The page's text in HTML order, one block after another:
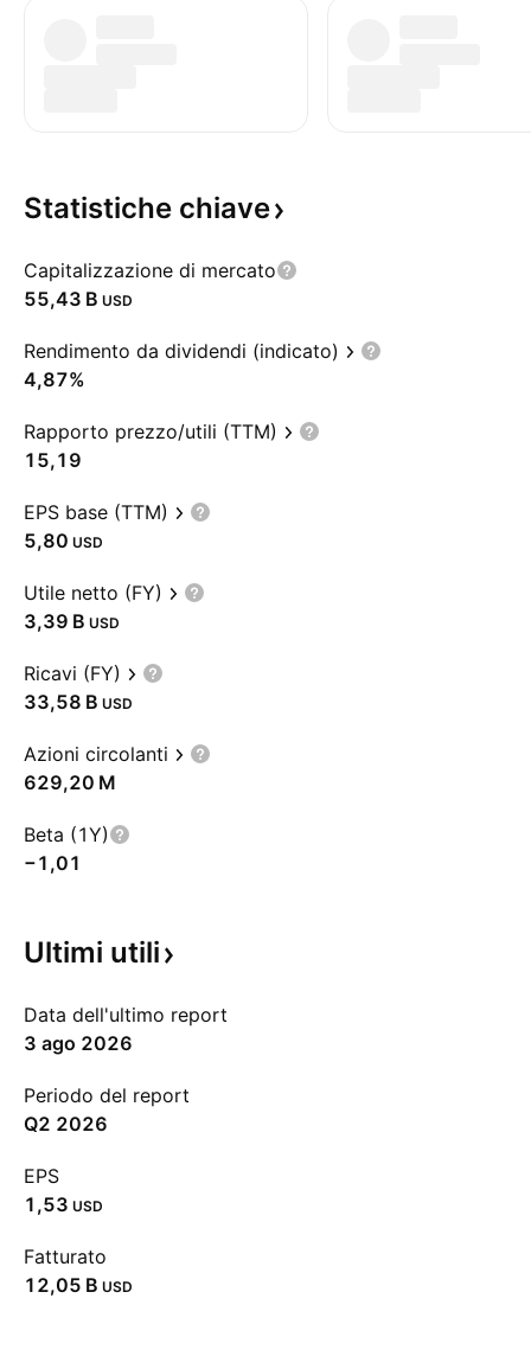
Statistiche chiave
Capitalizzazione di mercato
‪55,43 B‬ USD
Rendimento da dividendi (indicato)
4,87%
Rapporto prezzo/utili (TTM)
15,19
EPS base (TTM)
5,80 USD
Utile netto (FY)
‪3,39 B‬ USD
Ricavi (FY)
‪33,58 B‬ USD
Azioni circolanti
‪629,20 M‬
Beta (1Y)
−1,01
Ultimi utili
Data dell'ultimo report
3 ago 2026
Periodo del report
Q2 2026
EPS
1,53 USD
Fatturato
‪12,05 B‬ USD